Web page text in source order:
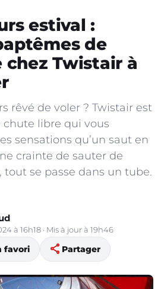
estival :
de
Twistair à
rêvé de voler ? Twistair est
libre qui vous
sensations qu’un saut en
crainte de sauter de
tout se passe dans un tube.
à 16h18 · Mis à jour à 19h46
favori share Partager